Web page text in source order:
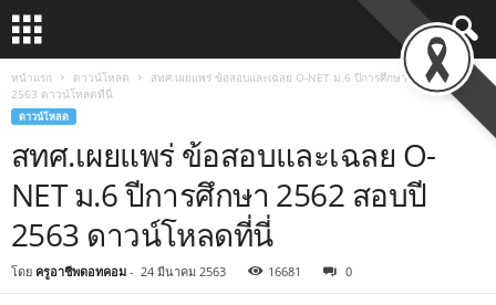
หน้าแรก ดาวน์โหลด
สทศ.เผยแพร่ ข้อสอบและเฉลย O-NET ม.6 ปีการศึกษา 2562 สอบปี
2563 ดาวน์โหลดที่นี่
ดาวน์โหลด
สทศ.เผยแพร่ ข้อสอบและเฉลย O-
NET ม.6 ปีการศึกษา 2562 สอบปี
2563 ดาวน์โหลดที่นี่
โดย ครูอาชีพดอทคอม - 24 มีนาคม 2563 16681 0